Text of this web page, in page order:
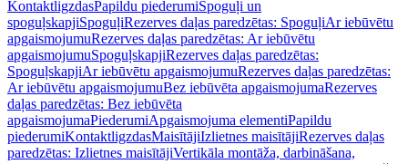
KontaktligzdasPapildu piederumiSpoguļi un
spoguļskapjiSpoguļiRezerves daļas paredzētas: SpoguļiAr iebūvētu
apgaismojumuRezerves daļas paredzētas: Ar iebūvētu
apgaismojumuSpoguļskapjiRezerves daļas paredzētas:
SpoguļskapjiAr iebūvētu apgaismojumuRezerves daļas paredzētas:
Ar iebūvētu apgaismojumuBez iebūvēta apgaismojumaRezerves
daļas paredzētas: Bez iebūvēta
apgaismojumaPiederumiApgaismojuma elementiPapildu
piederumiKontaktligzdasMaisītājiIzlietnes maisītājiRezerves daļas
paredzētas: Izlietnes maisītājiVertikāla montāža, darbināšana,